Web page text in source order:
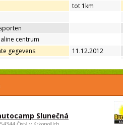
tot 1km
centrum
gegevens 11.12.2012
Slunečná